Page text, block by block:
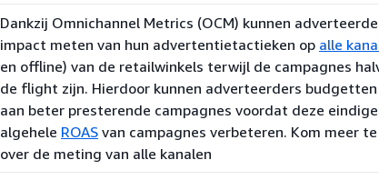
Dankzij Omnichannel Metrics (OCM) kunnen
impact meten van hun advertentietactieken op alle
en offline) van de retailwinkels terwijl de campagnes
de flight zijn. Hierdoor kunnen adverteerders
aan beter presterende campagnes voordat deze
algehele ROAS van campagnes verbeteren. Kom meer
over de meting van alle kanalen